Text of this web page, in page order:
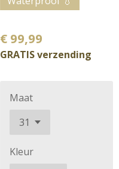
€ 99,99
GRATIS verzending
Maat
Kleur